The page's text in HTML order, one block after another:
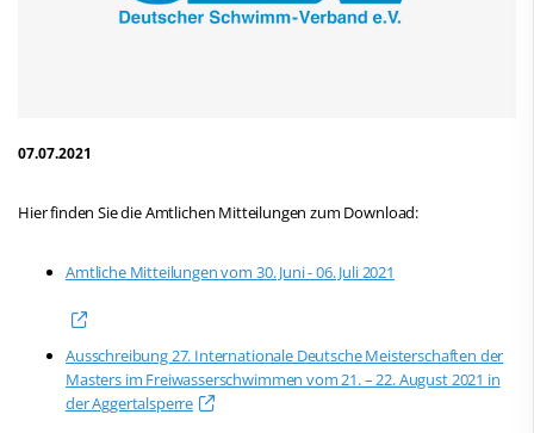
07.07.2021
Hier finden Sie die Amtlichen Mitteilungen zum Download:
Amtliche Mitteilungen vom 30. Juni - 06. Juli 2021
Ausschreibung 27. Internationale Deutsche Meisterschaften der
Masters im Freiwasserschwimmen vom 21. – 22. August 2021 in
der Aggertalsperre
Fax: +49 561 94083-15